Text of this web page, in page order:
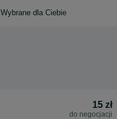
Wybrane dla Ciebie
15 zł
do negocjacji